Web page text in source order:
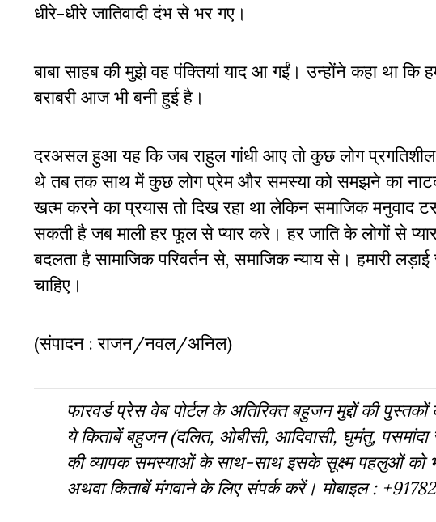
धीरे-धीरे जातिवादी दंभ से भर गए।
बाबा साहब की मुझे वह पंक्तियां याद आ गईं। उन्होंने कहा था
बराबरी आज भी बनी हुई है।
दरअसल हुआ यह कि जब राहुल गांधी आए तो कुछ लोग
थे तब तक साथ में कुछ लोग प्रेम और समस्या को समझने का
खत्म करने का प्रयास तो दिख रहा था लेकिन समाजिक मनुवाद
सकती है जब माली हर फूल से प्यार करे। हर जाति के लोगों से
बदलता है सामाजिक परिवर्तन से, समाजिक न्याय से। हमारी
चाहिए।
(संपादन : राजन/नवल/अनिल)
फारवर्ड प्रेस वेब पोर्टल के अतिरिक्‍त बहुजन मुद्दों की
ये किताबें बहुजन (दलित, ओबीसी, आदिवासी, घुमंतु,
की व्‍यापक समस्‍याओं के साथ-साथ इसके सूक्ष्म पहलुओं को
अथवा किताबें मंगवाने के लिए संपर्क करें। मोबाइल :